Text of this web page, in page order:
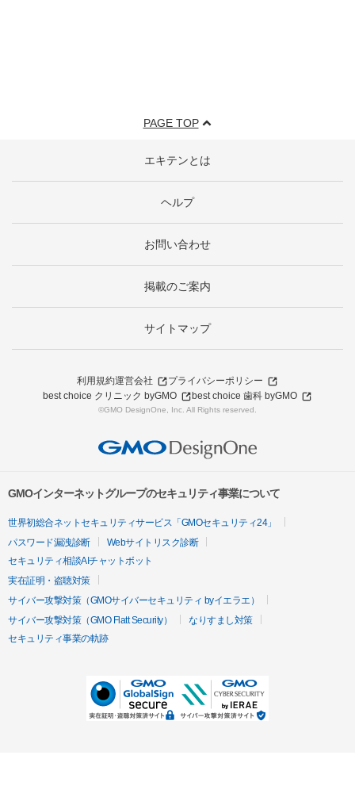
PAGE TOP
エキテンとは
ヘルプ
お問い合わせ
掲載のご案内
サイトマップ
利用規約運営会社
プライバシーポリシー
best choice クリニック byGMO
best choice 歯科 byGMO
©GMO DesignOne, Inc. All Rights reserved.
GMOインターネットグループのセキュリティ事業について
世界初総合ネットセキュリティサービス「GMOセキュリティ24」
パスワード漏洩診断
Webサイトリスク診断
セキュリティ相談AIチャットボット
実在証明・盗聴対策
サイバー攻撃対策（GMOサイバーセキュリティ byイエラエ）
サイバー攻撃対策（GMO Flatt Security）
なりすまし対策
セキュリティ事業の軌跡